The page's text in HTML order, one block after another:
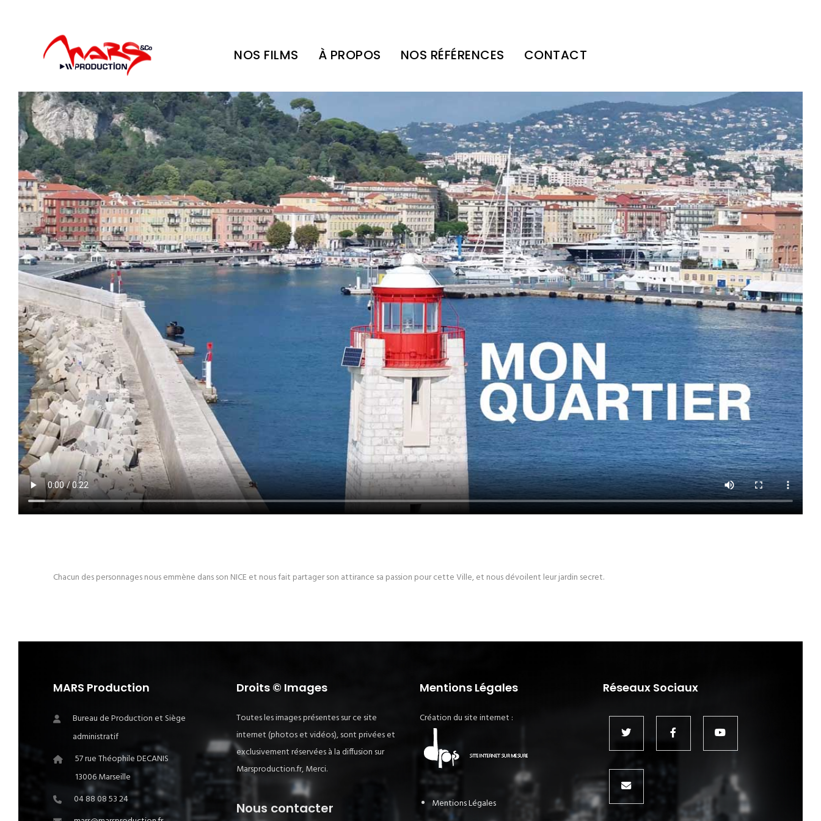
NOS FILMS À PROPOS NOS RÉFÉRENCES CONTACT
Chacun des personnages nous emmène dans son NICE et nous fait partager son attirance sa passion pour cette Ville, et nous dévoilent leur jardin secret.
MARS Production
Bureau de Production et Siège
administratif
57 rue Théophile DECANIS
13006 Marseille
04 88 08 53 24
Droits © Images
Toutes les images présentes sur ce site
internet (photos et vidéos), sont privées et
exclusivement réservées à la diffusion sur
Marsproduction.fr, Merci.
Nous contacter
Mentions Légales
Création du site internet :
Mentions Légales
Réseaux Sociaux